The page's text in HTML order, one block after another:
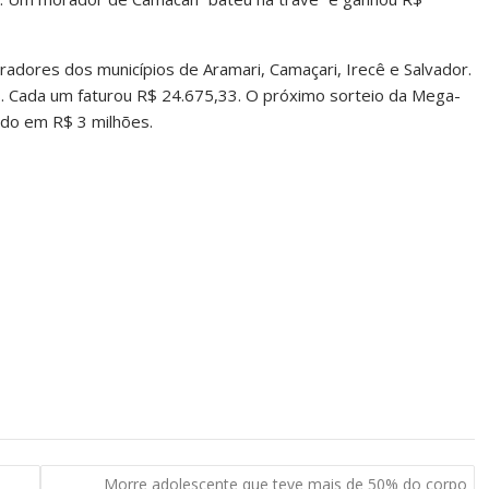
dos municípios de Aramari, Camaçari, Irecê e Salvador.
um faturou R$ 24.675,33. O próximo sorteio da Mega-
em R$ 3 milhões.
Morre adolescente que teve mais de 50% do corpo